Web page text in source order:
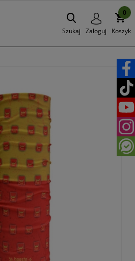
Szukaj Zaloguj Koszyk
0